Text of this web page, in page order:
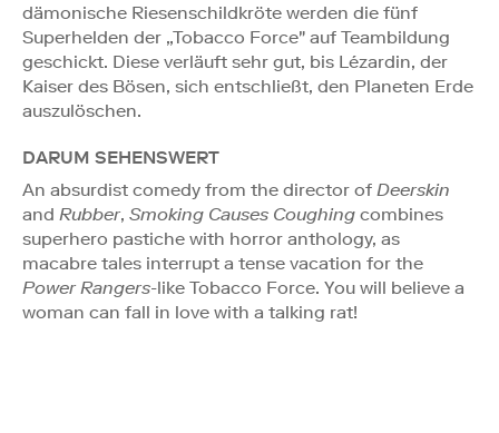
dämonische Riesenschildkröte werden die fünf
Superhelden der „Tobacco Force" auf Teambildung
geschickt. Diese verläuft sehr gut, bis Lézardin, der
Kaiser des Bösen, sich entschließt, den Planeten Erde
auszulöschen.
DARUM SEHENSWERT
An absurdist comedy from the director of Deerskin
and Rubber, Smoking Causes Coughing combines
superhero pastiche with horror anthology, as
macabre tales interrupt a tense vacation for the
Power Rangers-like Tobacco Force. You will believe a
woman can fall in love with a talking rat!